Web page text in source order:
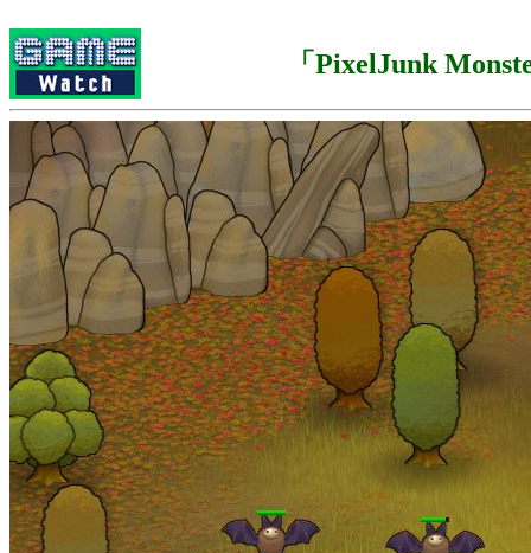
「PixelJunk